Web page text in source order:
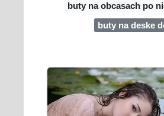
buty na obcasach po
buty na deske